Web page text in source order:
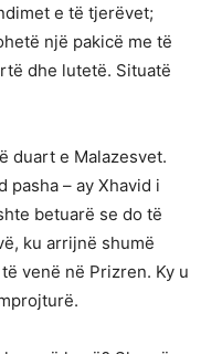
e të tjerëvet;
një pakicë me të
dhe lutetë. Situatë
duart e Malazesvet.
pasha – ay Xhavid i
betuarë se do të
ku arrijnë shumë
venë në Prizren. Ky u